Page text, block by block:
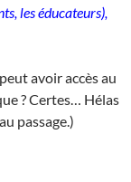
les éducateurs),
avoir accès au
? Certes… Hélas
passage.)